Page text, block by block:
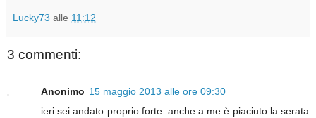
Lucky73 alle 11:12
3 commenti:
Anonimo 15 maggio 2013 alle ore 09:30
ieri sei andato proprio forte. anche a me è piaciuto la serata